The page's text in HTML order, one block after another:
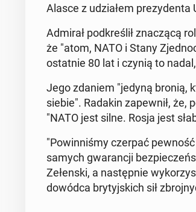
Alasce z udzia­łem pre­zy­den­ta
Admirał pod­kre­ślił zna­czą­cą
że "atom, NATO i Stany
ostat­nie 80 lat i czynią to
Jego zdaniem "jedyną bronią,
siebie". Radakin za­pew­nił,
"NATO jest silne. Rosja jest
"Po­win­ni­śmy czerpać
samych gwa­ran­cji
Ze­łen­ski, a na­stęp­nie
dowódca bry­tyj­skich sił